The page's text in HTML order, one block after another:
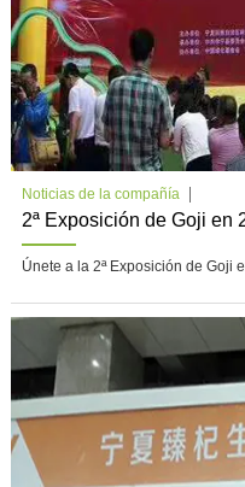
Noticias de la compañía
2ª Exposición de Goji en
Únete a la 2ª Exposición de Goji